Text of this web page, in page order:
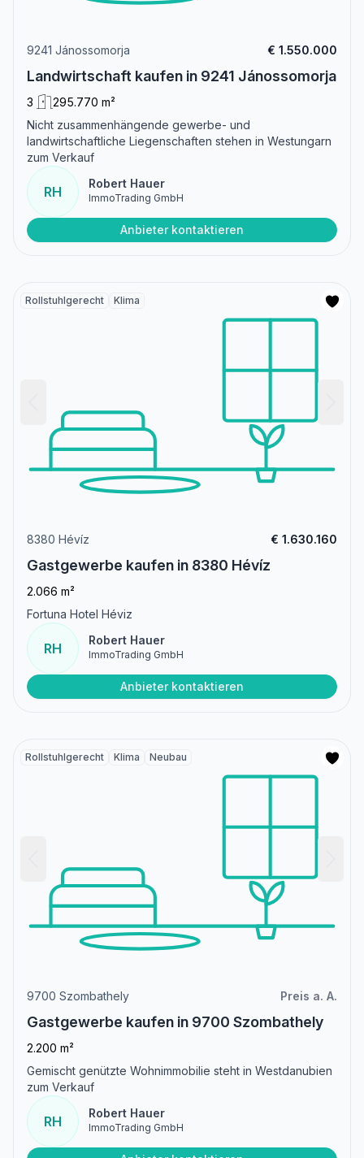
9241 Jánossomorja € 1.550.000
Landwirtschaft kaufen in 9241 Jánossomorja
3
295.770 m²
Nicht zusammenhängende gewerbe- und
landwirtschaftliche Liegenschaften stehen in Westungarn
zum Verkauf
RH
Robert Hauer
ImmoTrading GmbH
Anbieter kontaktieren
Rollstuhlgerecht Klima
8380 Hévíz € 1.630.160
Gastgewerbe kaufen in 8380 Hévíz
2.066 m²
Fortuna Hotel Héviz
RH
Robert Hauer
ImmoTrading GmbH
Anbieter kontaktieren
Rollstuhlgerecht Klima Neubau
9700 Szombathely Preis a. A.
Gastgewerbe kaufen in 9700 Szombathely
2.200 m²
Gemischt genützte Wohnimmobilie steht in Westdanubien
zum Verkauf
RH
Robert Hauer
ImmoTrading GmbH